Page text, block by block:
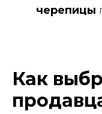
черепицы
Как